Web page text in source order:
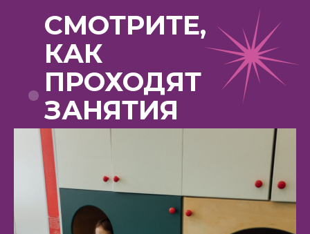
СМОТРИТЕ,
КАК
ПРОХОДЯТ
ЗАНЯТИЯ